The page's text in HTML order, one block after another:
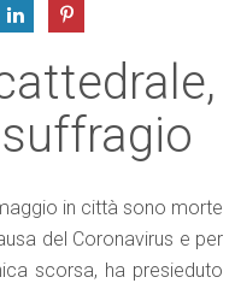
in città sono morte
del Coronavirus e per
scorsa, ha presieduto